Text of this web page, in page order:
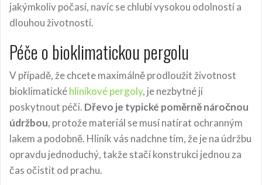
jakýmkoliv počasí, navíc se chlubí vysokou odolností a
dlouhou životností.
Péče o bioklimatickou pergolu
V případě, že chcete maximálně prodloužit životnost
bioklimatickéhliníkové pergoly, je nezbytné jí
poskytnout péči. Dřevo je typické poměrně náročnou
údržbou, protože materiál se musí natírat ochranným
lakem a podobně. Hliník vás nadchne tím, že je na údržbu
opravdu jednoduchý, takže stačí konstrukci jednou za
čas očistit od prachu.